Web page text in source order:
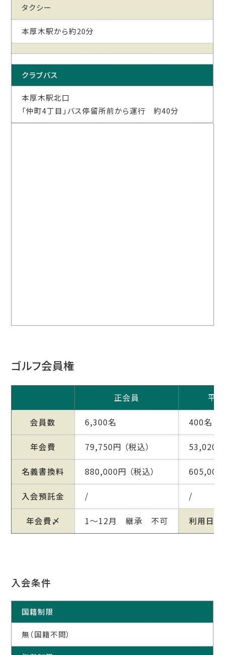
タクシー
本厚木駅から約20分
クラブバス
本厚木駅北口
「仲町4丁目」バス停留所前から運行 約40分
ゴルフ会員権
正会員 平
会員数 6,300名 400名
年会費 79,750円 （税込） 53,020円
名義書換料 880,000円 （税込） 605,000
入会預託金 / /
年会費〆 1～12月 継承 不可 利用日
入会条件
国籍制限
無（国籍不問）